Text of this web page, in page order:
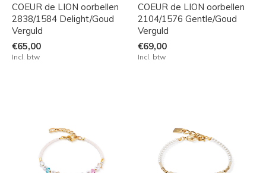
COEUR de LION oorbellen
2838/1584 Delight/Goud
Verguld
€65,00
Incl. btw
COEUR de LION oorbellen
2104/1576 Gentle/Goud
Verguld
€69,00
Incl. btw